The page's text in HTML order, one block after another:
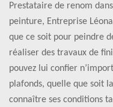
Prestataire de renom
peinture, Entreprise
que ce soit pour peindre
réaliser des travaux de
pouvez lui confier
plafonds, quelle que soit
connaître ses conditions